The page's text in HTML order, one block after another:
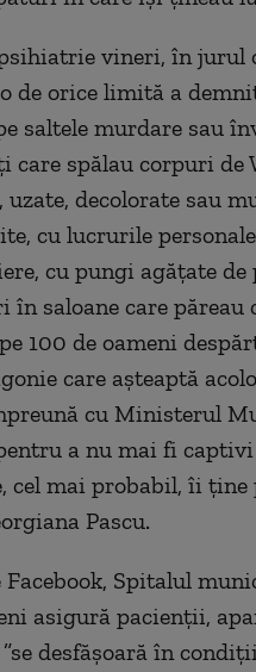
vineri, în jurul
de orice limită a
saltele murdare sau
care spălau corpuri de
decolorate sau
cu lucrurile
cu pungi agăţate
saloane care păreau
100 de oameni
care aşteaptă
cu Ministerul
a nu mai fi
cel mai probabil, îi
Pascu.
Spitalul
asigură pacienţii,
desfăşoară în